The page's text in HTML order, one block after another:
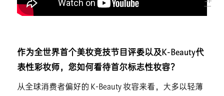
作为全世界首个美妆竞技节目评委以及K-Beauty代
表性彩妆师，您如何看待首尔标志性妆容？
从全球消费者偏好的 K-Beauty 妆容来看，大多以轻薄